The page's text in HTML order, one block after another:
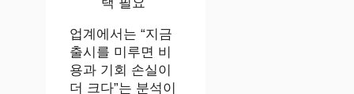
업계에서는 “지금
출시를 미루면 비
용과 기회 손실이
더 크다”는 분석이